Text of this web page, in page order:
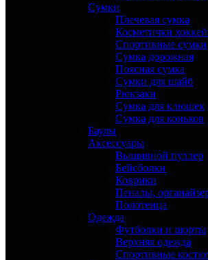
Сумки
Плечевая сумка
Косметички
Спортивные сумки
Сумка дорожная
Поясная сумка
Сумки для шайб
Рюкзаки
Сумка для клюшек
Сумка для коньков
Баулы
Аксессуары
Вышивной пуллер
Бейсболки
Коврики
Пеналы,
Полотенца
Одежда
Футболки и шорты
Верхняя одежда
Спортивные